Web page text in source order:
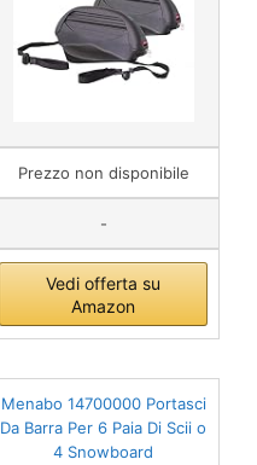
Prezzo non disponibile
-
Vedi offerta su
Amazon
Menabo 14700000 Portasci
Da Barra Per 6 Paia Di Scii o
4 Snowboard